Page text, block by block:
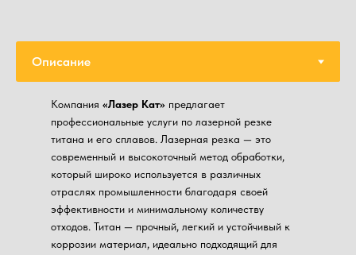
Компания «Лазер Кат» предлагает
профессиональные услуги по лазерной резке
титана и его сплавов. Лазерная резка — это
современный и высокоточный метод обработки,
который широко используется в различных
отраслях промышленности благодаря своей
эффективности и минимальному количеству
отходов. Титан — прочный, легкий и устойчивый к
коррозии материал, идеально подходящий для